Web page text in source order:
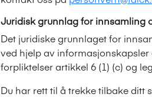
Juridisk grunnlag for innsamling
Det juridiske grunnlaget for
ved hjelp av informasjonskapsler
forpliktelser artikkel 6 (1) (c) og
Du har rett til å trekke tilbake ditt